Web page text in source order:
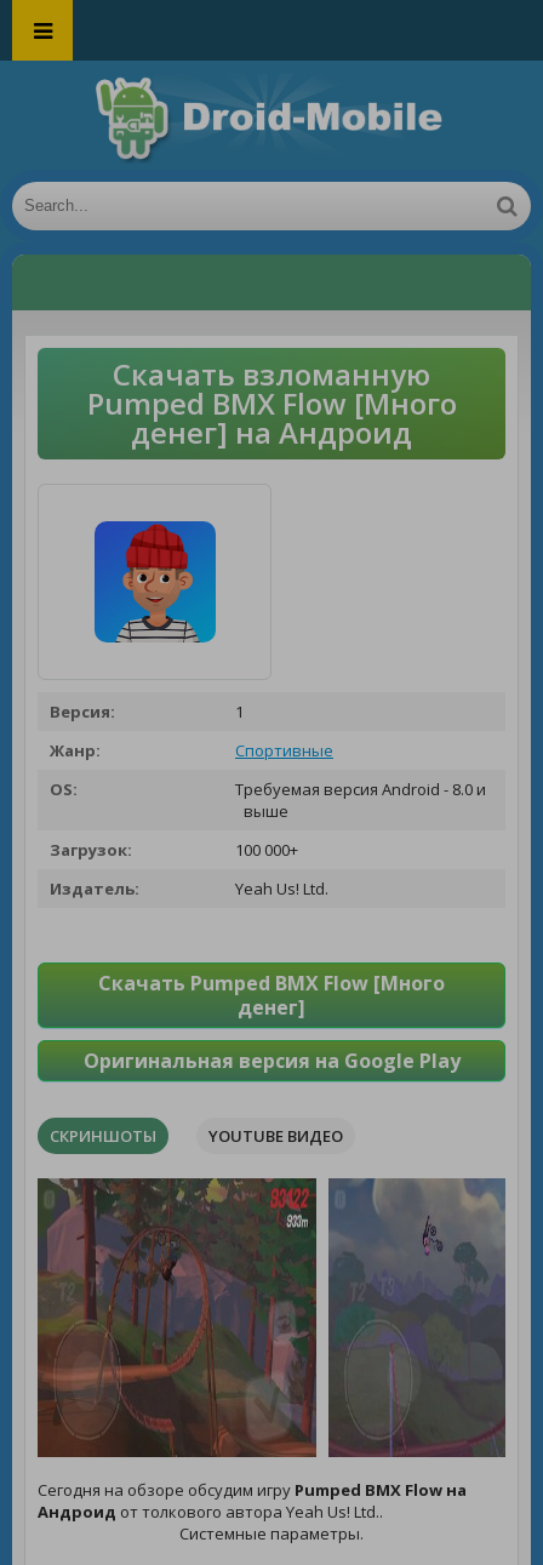
Скачать взломанную
Pumped BMX Flow [Много
денег] на Андроид
Версия:
1
Жанр:
Спортивные
OS:
Требуемая версия Android - 8.0 и
выше
Загрузок:
100 000+
Издатель:
Yeah Us! Ltd.
Скачать Pumped BMX Flow [Много
денег]
Оригинальная версия на Google Play
СКРИНШОТЫ YOUTUBE ВИДЕО
Сегодня на обзоре обсудим игру Pumped BMX Flow на
Андроид от толкового автора Yeah Us! Ltd..
Системные параметры.